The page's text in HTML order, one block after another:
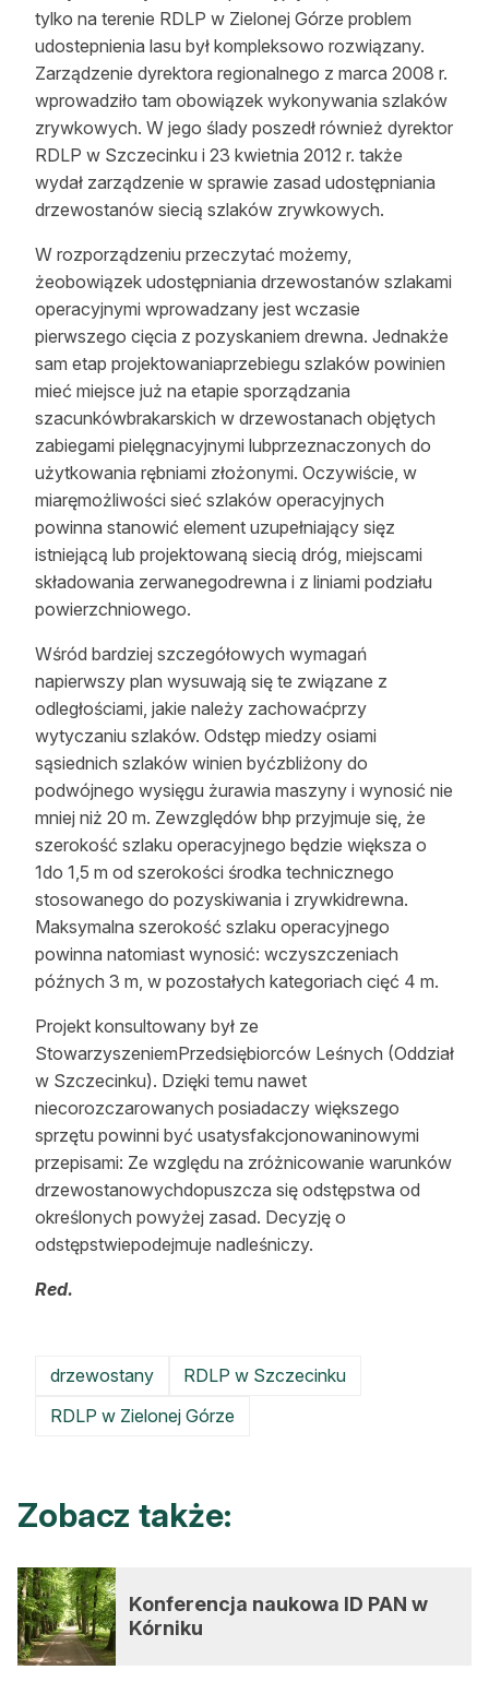
Lasy prywatne
O nas
100 lat „Lasu Polskiego”
Prenumerata
Reklama
Zostań autorem
Archiwum
Kontakt
tylko na terenie RDLP w Zielonej Górze problem
udostepnienia lasu był kompleksowo rozwiązany.
Zarządzenie dyrektora regionalnego z marca 2008 r.
wprowadziło tam obowiązek wykonywania szlaków
zrywkowych. W jego ślady poszedł również dyrektor
RDLP w Szczecinku i 23 kwietnia 2012 r. także
wydał zarządzenie w sprawie zasad udostępniania
drzewostanów siecią szlaków zrywkowych.
W rozporządzeniu przeczytać możemy,
żeobowiązek udostępniania drzewostanów szlakami
operacyjnymi wprowadzany jest wczasie
pierwszego cięcia z pozyskaniem drewna. Jednakże
sam etap projektowaniaprzebiegu szlaków powinien
mieć miejsce już na etapie sporządzania
szacunkówbrakarskich w drzewostanach objętych
zabiegami pielęgnacyjnymi lubprzeznaczonych do
użytkowania rębniami złożonymi. Oczywiście, w
miaręmożliwości sieć szlaków operacyjnych
powinna stanowić element uzupełniający sięz
istniejącą lub projektowaną siecią dróg, miejscami
składowania zerwanegodrewna i z liniami podziału
powierzchniowego.
Wśród bardziej szczegółowych wymagań
napierwszy plan wysuwają się te związane z
odległościami, jakie należy zachowaćprzy
wytyczaniu szlaków. Odstęp miedzy osiami
sąsiednich szlaków winien byćzbliżony do
podwójnego wysięgu żurawia maszyny i wynosić nie
mniej niż 20 m. Zewzględów bhp przyjmuje się, że
szerokość szlaku operacyjnego będzie większa o
1do 1,5 m od szerokości środka technicznego
stosowanego do pozyskiwania i zrywkidrewna.
Maksymalna szerokość szlaku operacyjnego
powinna natomiast wynosić: wczyszczeniach
późnych 3 m, w pozostałych kategoriach cięć 4 m.
Projekt konsultowany był ze
StowarzyszeniemPrzedsiębiorców Leśnych (Oddział
w Szczecinku). Dzięki temu nawet
niecorozczarowanych posiadaczy większego
sprzętu powinni być usatysfakcjonowaninowymi
przepisami: Ze względu na zróżnicowanie warunków
drzewostanowychdopuszcza się odstępstwa od
określonych powyżej zasad. Decyzję o
odstępstwiepodejmuje nadleśniczy.
Red.
drzewostany
RDLP w Szczecinku
RDLP w Zielonej Górze
Zobacz także:
Konferencja naukowa ID PAN w
Kórniku